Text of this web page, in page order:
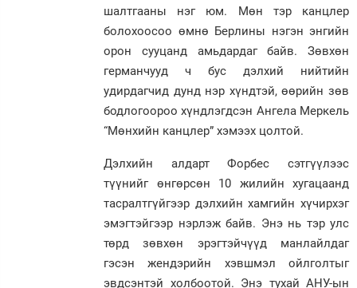
шалтгааны нэг юм. Мөн тэр канцлер
болохоосоо өмнө Берлины нэгэн энгийн
орон сууцанд амьдардаг байв. Зөвхөн
германчууд ч бус дэлхий нийтийн
удирдагчид дунд нэр хүндтэй, өөрийн зөв
бодлогоороо хүндлэгдсэн Ангела Меркель
“Мөнхийн канцлер” хэмээх цолтой.
Дэлхийн алдарт Форбес сэтгүүлээс
түүнийг өнгөрсөн 10 жилийн хугацаанд
тасралтгүйгээр дэлхийн хамгийн хүчирхэг
эмэгтэйгээр нэрлэж байв. Энэ нь тэр улс
төрд зөвхөн эрэгтэйчүүд манлайлдаг
гэсэн жендэрийн хэвшмэл ойлголтыг
эвдсэнтэй холбоотой. Энэ тухай АНУ-ын